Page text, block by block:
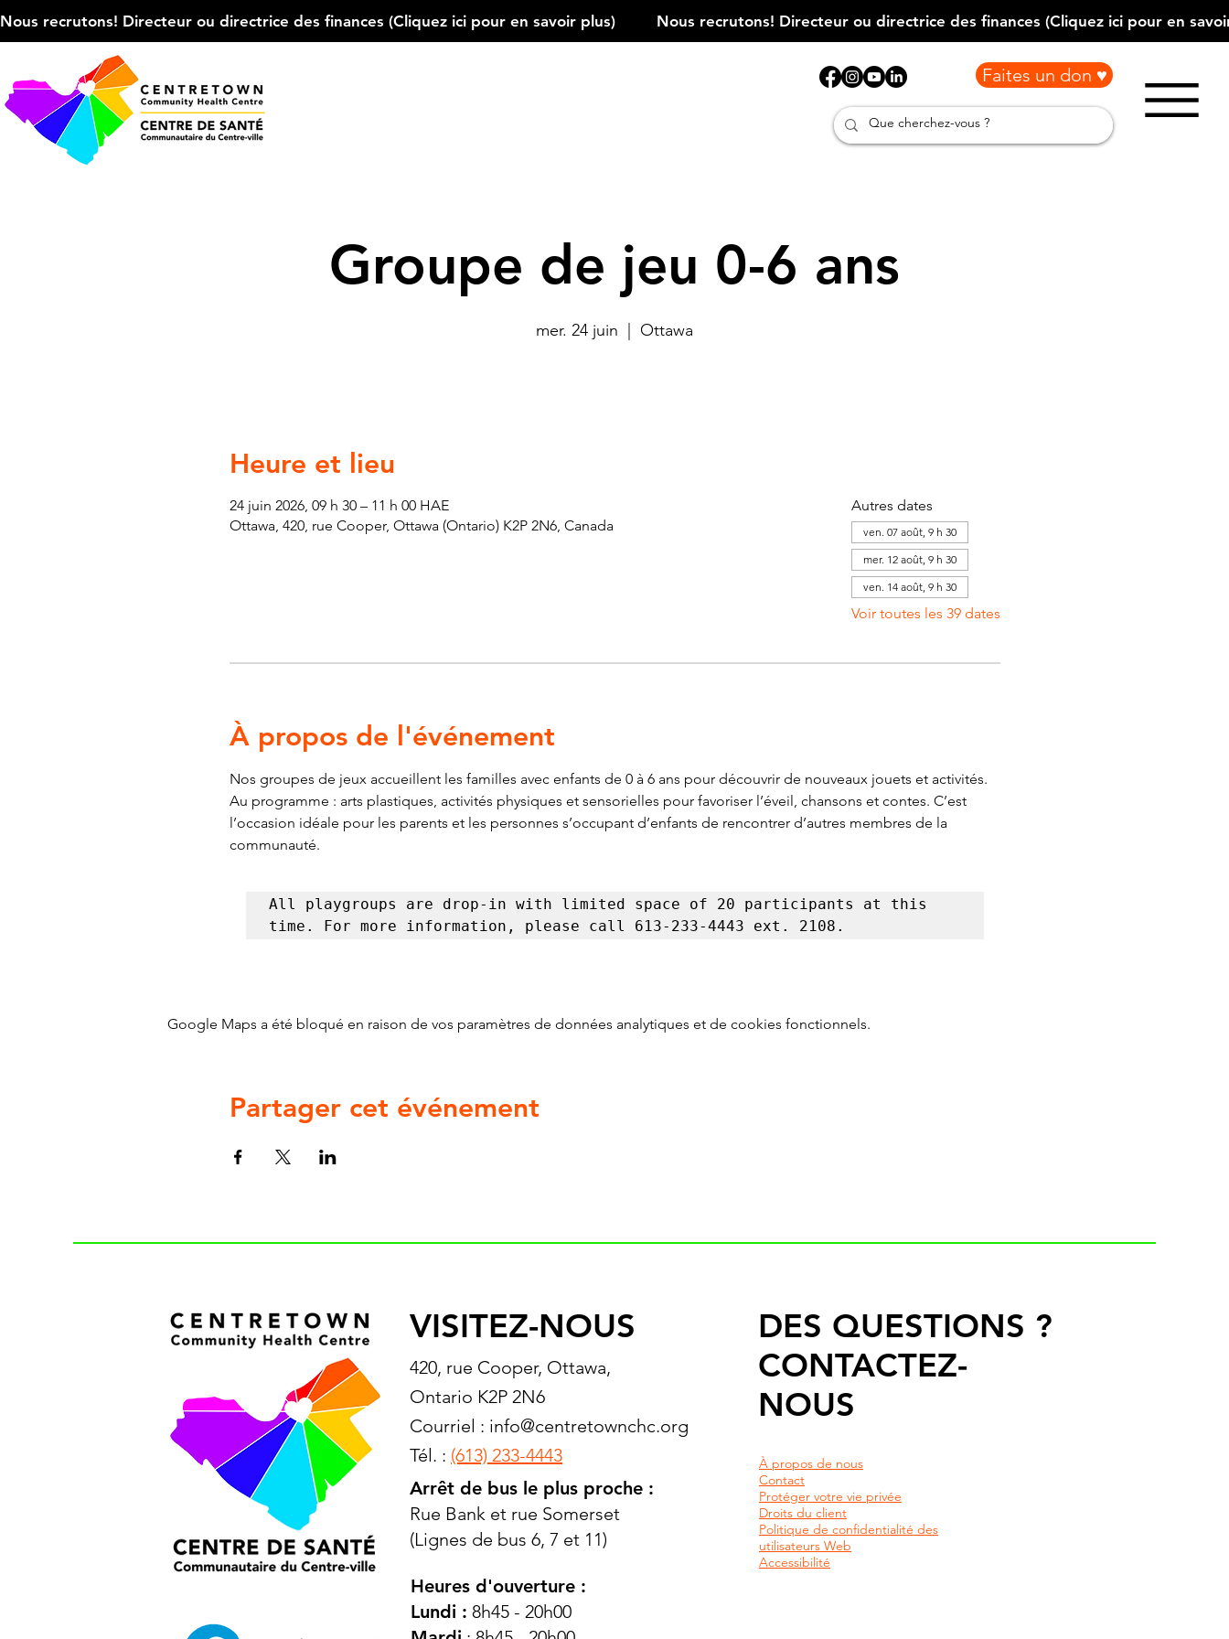
Nous recrutons! Directeur ou directrice des finances (Cliquez ici pour en savoir plus)
Faites un don ♥
Groupe de jeu 0-6 ans
mer. 24 juin Ottawa
Heure et lieu
24 juin 2026, 09 h 30 – 11 h 00 HAE
Ottawa, 420, rue Cooper, Ottawa (Ontario) K2P 2N6, Canada
Autres dates
ven. 07 août, 9 h 30
mer. 12 août, 9 h 30
ven. 14 août, 9 h 30
Voir toutes les 39 dates
À propos de l'événement
Nos groupes de jeux accueillent les familles avec enfants de 0 à 6 ans pour découvrir de nouveaux jouets et activités.
Au programme : arts plastiques, activités physiques et sensorielles pour favoriser l’éveil, chansons et contes. C’est
l’occasion idéale pour les parents et les personnes s’occupant d’enfants de rencontrer d’autres membres de la
communauté.
All playgroups are drop-in with limited space of 20 participants at this
time. For more information, please call 613-233-4443 ext. 2108.
Google Maps a été bloqué en raison de vos paramètres de données analytiques et de cookies fonctionnels.
Partager cet événement
VISITEZ-NOUS
420, rue Cooper, Ottawa,
Ontario K2P 2N6
Courriel : info@centretownchc.org
Tél. : (613) 233-4443
Arrêt de bus le plus proche :
Rue Bank et rue Somerset
(Lignes de bus 6, 7 et 11)
Heures d'ouverture :
Lundi : 8h45 - 20h00
DES QUESTIONS ?
CONTACTEZ-
NOUS
À propos de nous
Contact
Protéger votre vie privée
Droits du client
Politique de confidentialité des
utilisateurs Web
Accessibilité